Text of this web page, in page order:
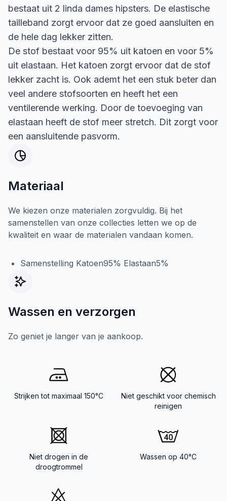
bestaat uit 2 linda dames hipsters. De elastische
tailleband zorgt ervoor dat ze goed aansluiten en
de hele dag lekker zitten.
De stof bestaat voor 95% uit katoen en voor 5%
uit elastaan. Het katoen zorgt ervoor dat de stof
lekker zacht is. Ook ademt het een stuk beter dan
veel andere stofsoorten en heeft het een
ventilerende werking. Door de toevoeging van
elastaan heeft de stof meer stretch. Dit zorgt voor
een aansluitende pasvorm.
Materiaal
We kiezen onze materialen zorgvuldig. Bij het
samenstellen van onze collecties letten we op de
kwaliteit en waar de materialen vandaan komen.
Samenstelling Katoen95% Elastaan5%
Wassen en verzorgen
Zo geniet je langer van je aankoop.
Strijken tot maximaal 150°C
Niet geschikt voor chemisch
reinigen
Niet drogen in de
droogtrommel
Wassen op 40°C